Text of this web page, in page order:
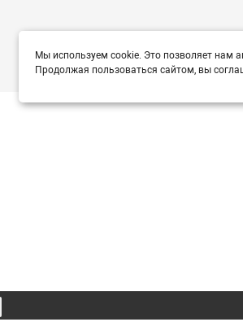
Мы используем cookie. Это позволяет нам
Продолжая пользоваться сайтом, вы